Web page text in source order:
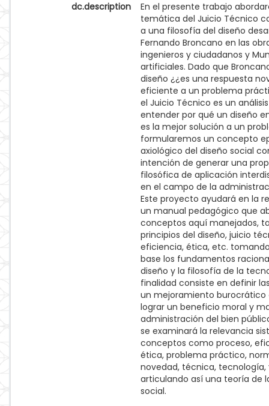
dc.description
En el presente trabajo
temática del Juicio Técnico
a una filosofía del diseño
Fernando Broncano en las
ingenieros y ciudadanos y
artificiales. Dado que
diseño ¿¿es una respuesta
eficiente a un problema
el Juicio Técnico es un
entender por qué un diseño
es la mejor solución a un
formularemos un concepto
axiológico del diseño social
intención de generar una
filosófica de aplicación
en el campo de la
Este proyecto ayudará en la
un manual pedagógico que
conceptos aquí manejados,
principios del diseño, juicio
eficiencia, ética, etc.
base los fundamentos
diseño y la filosofía de la
finalidad consiste en definir
un mejoramiento burocrático
lograr un beneficio moral y
administración del bien
se examinará la relevancia
conceptos como proceso,
ética, problema práctico,
novedad, técnica, tecnología,
articulando así una teoría de
social.